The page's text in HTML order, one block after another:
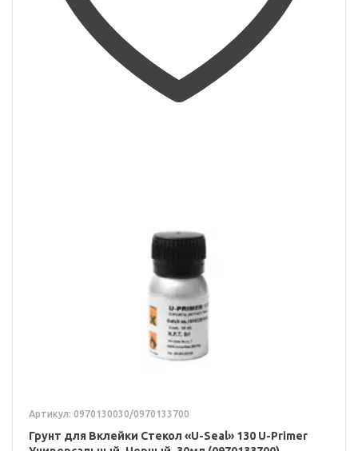
Артикул: 0970130030/0970133700
Грунт для Вклейки Стекол «U-Seal» 130 U-Primer